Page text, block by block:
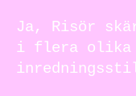
Ja, Risör
i flera olika